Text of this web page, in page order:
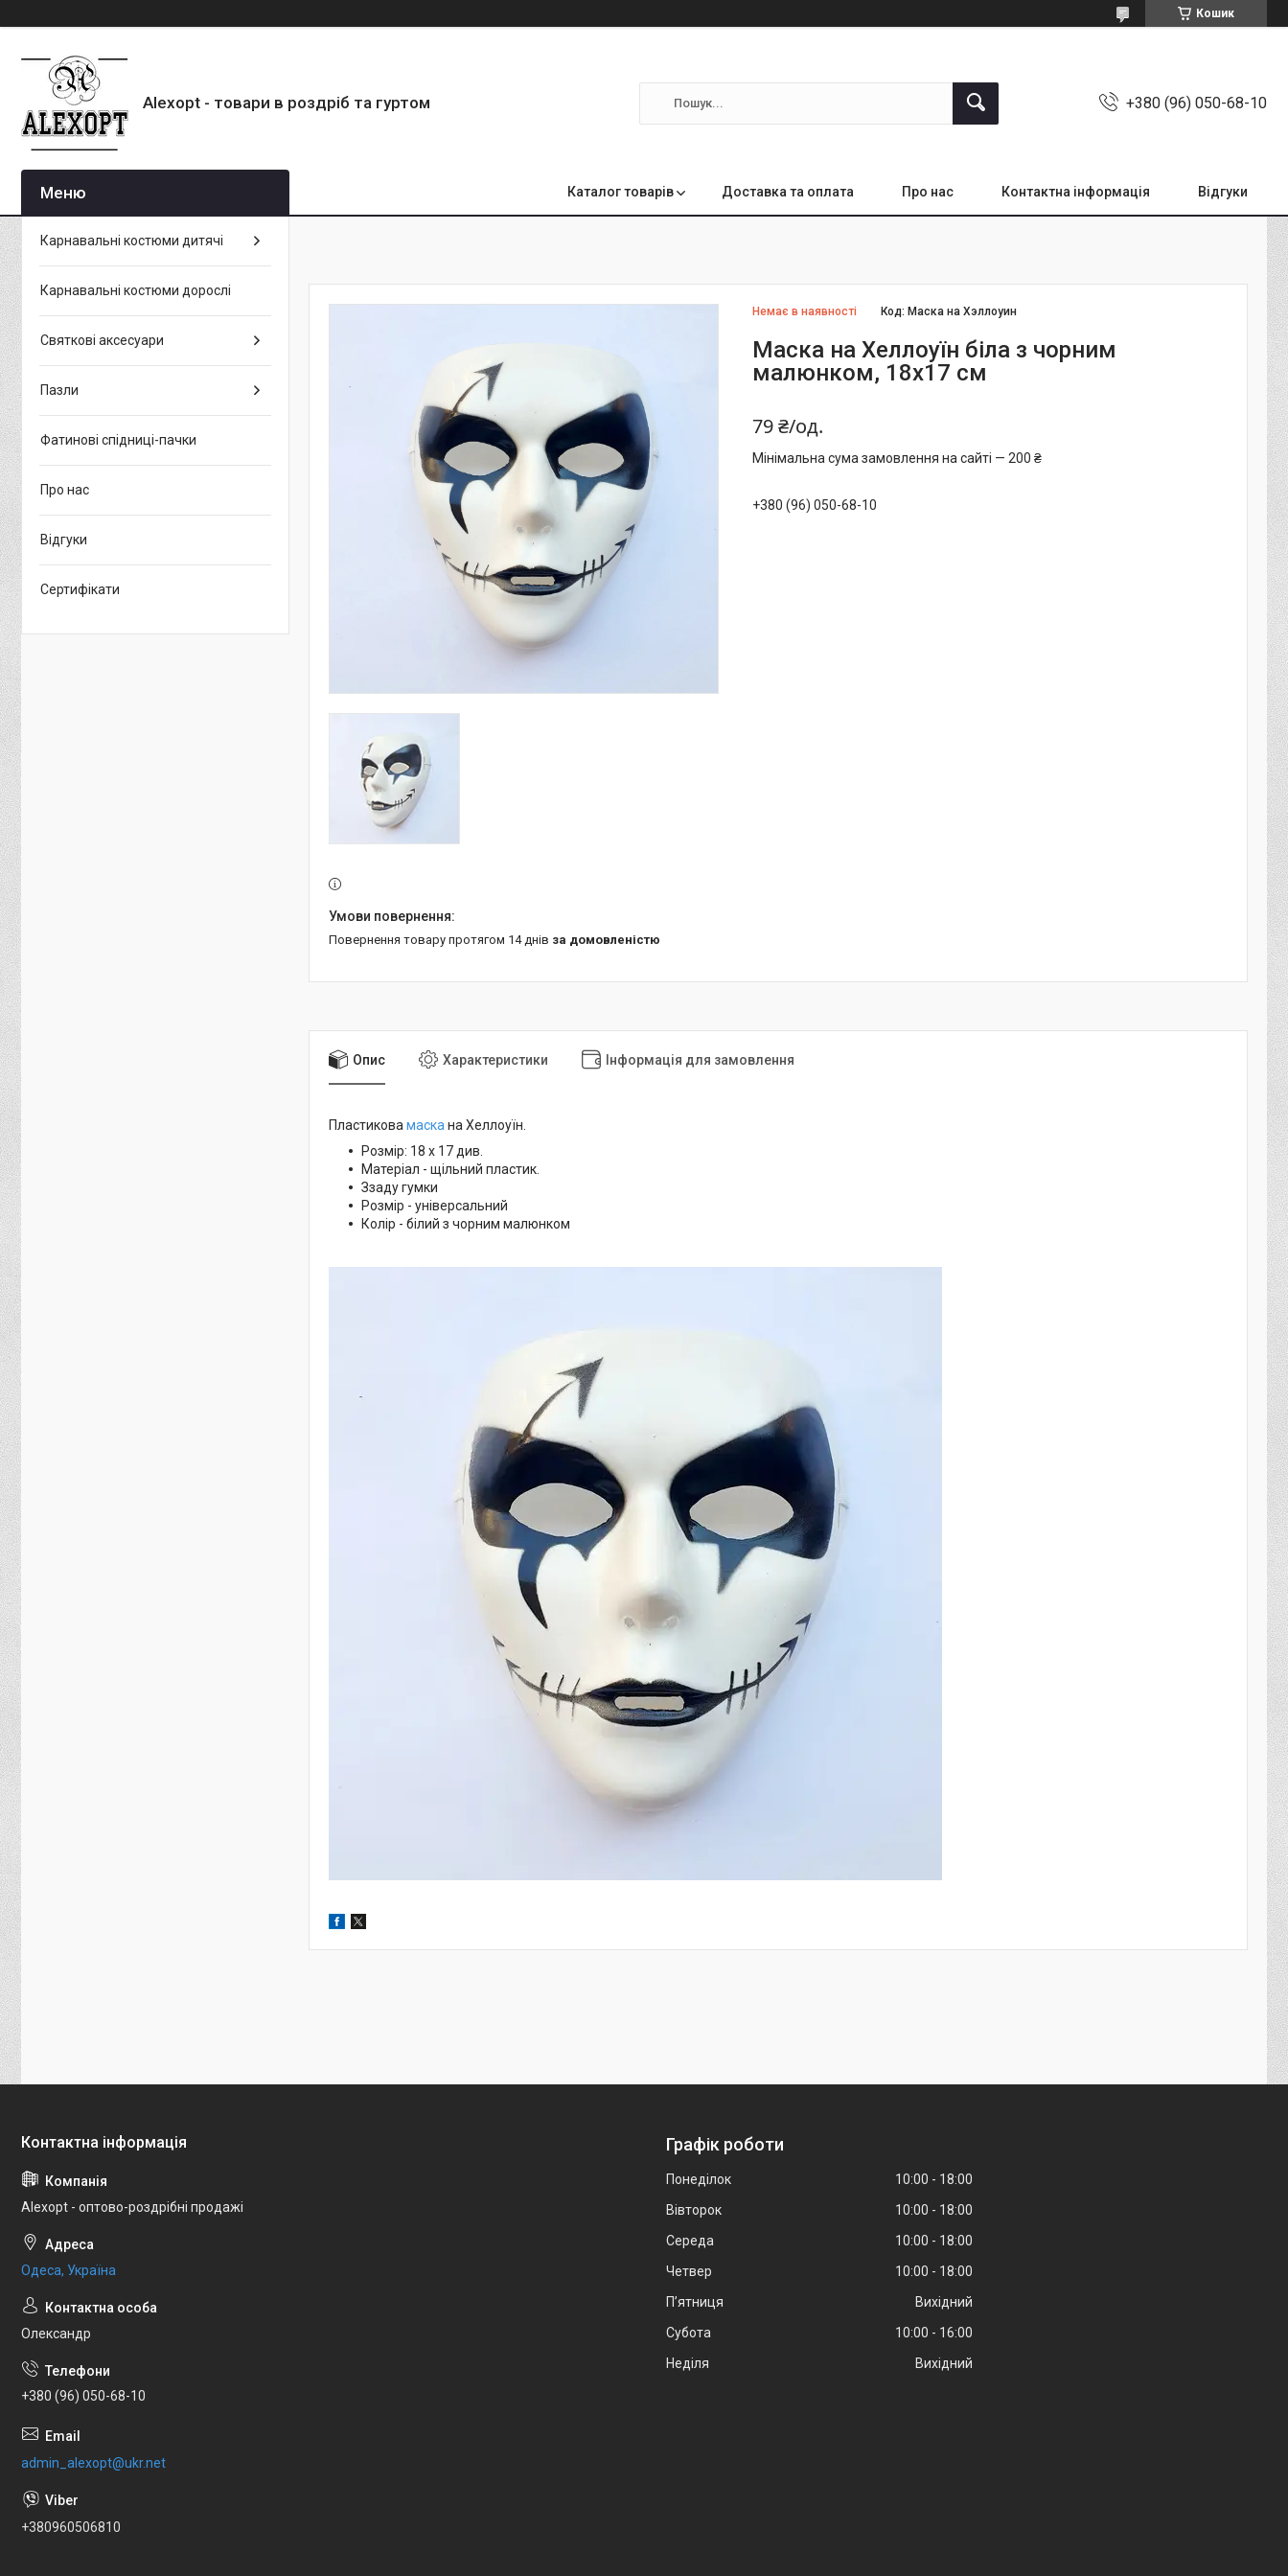
Кошик
Alexopt - товари в роздріб та гуртом +380 (96) 050-68-10
Каталог товарів Доставка та оплата Про нас Контактна інформація Відгуки
Немає в наявності Код: Маска на Хэллоуин
Маска на Хеллоуїн біла з чорним
малюнком, 18х17 см
79 ₴/од.
Мінімальна сума замовлення на сайті — 200 ₴
+380 (96) 050-68-10
повернення товару протягом 14 днів за домовленістю
Опис Характеристики Інформація для замовлення
Пластикова маска на Хеллоуїн.
Розмір: 18 х 17 див.
Матеріал - щільний пластик.
Ззаду гумки
Розмір - універсальний
Колір - білий з чорним малюнком
Карнавальні костюми дитячі
Карнавальні костюми дорослі
Святкові аксесуари
Пазли
Фатинові спідниці-пачки
Про нас
Відгуки
Сертифікати
Alexopt - оптово-роздрібні продажі
Одеса, Україна
Олександр
+380 (96) 050-68-10
admin_alexopt@ukr.net
+380960506810
Графік роботи
Понеділок 10:00
18:00
Вівторок
10:00
18:00
Середа
10:00
18:00
Четвер
10:00
18:00
Пʼятниця
Вихідний
Субота
10:00
16:00
Неділя
Вихідний